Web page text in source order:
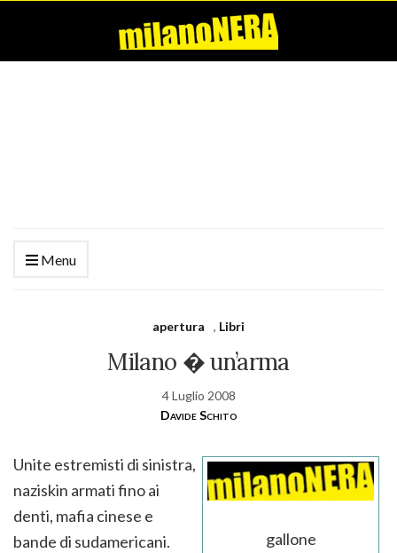
Menu
apertura , Libri
Milano � un’arma
4 Luglio 2008
Davide Schito
gallone
Unite estremisti di sinistra,
naziskin armati fino ai
denti, mafia cinese e
bande di sudamericani.